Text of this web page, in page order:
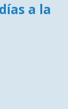
a la